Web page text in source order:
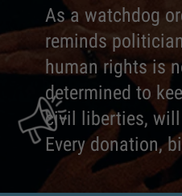
As a watchdog
reminds
human rights is
determined to
civil liberties,
Every donation,